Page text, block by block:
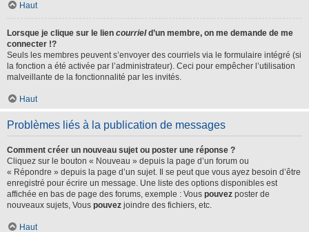
Haut
Lorsque je clique sur le lien courrield’un membre, on me demande de me
connecter !?
Seuls les membres peuvent s’envoyer des courriels via le formulaire intégré (si
la fonction a été activée par l’administrateur). Ceci pour empêcher l’utilisation
malveillante de la fonctionnalité par les invités.
Haut
Problèmes liés à la publication de messages
Comment créer un nouveau sujet ou poster une réponse ?
Cliquez sur le bouton « Nouveau » depuis la page d’un forum ou
« Répondre » depuis la page d’un sujet. Il se peut que vous ayez besoin d’être
enregistré pour écrire un message. Une liste des options disponibles est
affichée en bas de page des forums, exemple : Vous pouvez poster de
nouveaux sujets, Vous pouvez joindre des fichiers, etc.
Haut